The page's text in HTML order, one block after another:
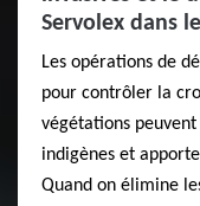
Servolex dans
Les opérations de
pour contrôler la
végétations
indigènes et
Quand on élimine